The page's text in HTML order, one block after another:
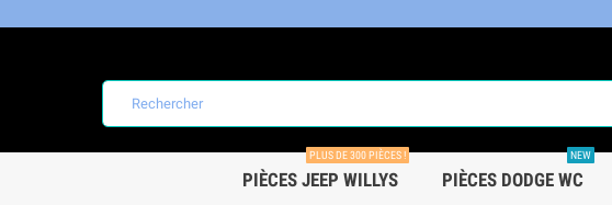
PIÈCES JEEP WILLYS
PLUS DE 300 PIÈCES !
PIÈCES DODGE WC
NEW